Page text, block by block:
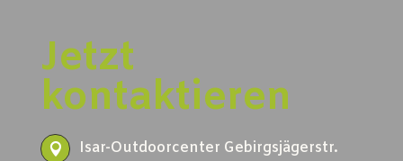
Jetzt
kontaktieren

Isar-Outdoorcenter Gebirgsjägerstr.